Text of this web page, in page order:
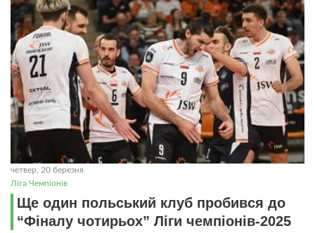
четвер, 20 березня
Ліга Чемпіонів
Ще один польський клуб пробився до
“Фіналу чотирьох” Ліги чемпіонів-2025